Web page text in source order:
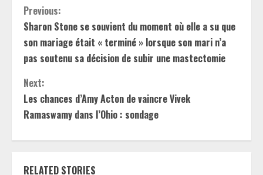
C
o
n
t
i
n
u
Previous:
Sharon Stone se souvient du moment où elle a su que
son mariage était « terminé » lorsque son mari n’a
pas soutenu sa décision de subir une mastectomie
Next:
Les chances d’Amy Acton de vaincre Vivek
Ramaswamy dans l’Ohio : sondage
RELATED STORIES